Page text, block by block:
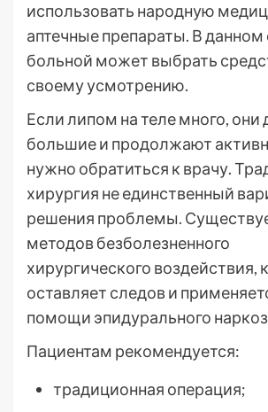
использовать народную
аптечные препараты. В данном
больной может выбрать
своему усмотрению.
Если липом на теле много, они
большие и продолжают
нужно обратиться к врачу.
хирургия не единственный
решения проблемы.
методов безболезненного
хирургического воздействия,
оставляет следов и
помощи эпидурального
Пациентам рекомендуется:
традиционная операция;